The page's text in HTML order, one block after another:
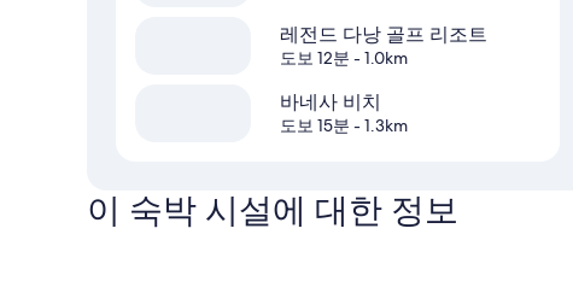
레전드 다낭 골프 리조트
도보 12분 - 1.0km
바네사 비치
도보 15분 - 1.3km
이 숙박 시설에 대한 정보